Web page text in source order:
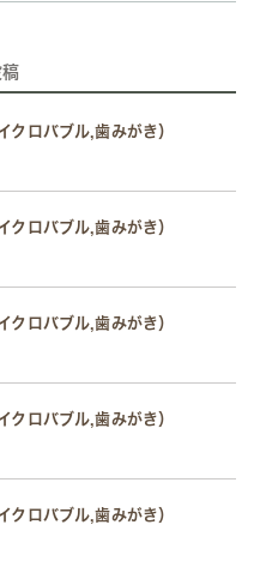
クロバブル,歯みがき）
クロバブル,歯みがき）
クロバブル,歯みがき）
クロバブル,歯みがき）
クロバブル,歯みがき）